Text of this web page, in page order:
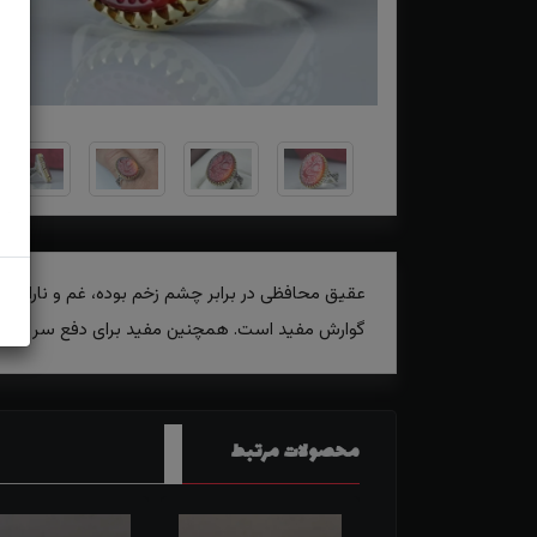
عقیق محافظی در برابر چشم زخم بوده، غم و
گوارش مفید است. همچنین مفید برای دفع سر درد
محصولات مرتبط